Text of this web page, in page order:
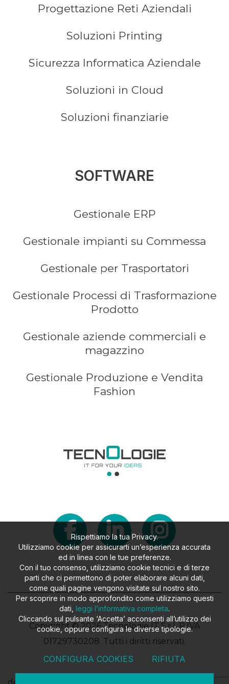
Progettazione Reti Aziendali
Soluzioni Printing
Sicurezza Informatica Aziendale
Soluzioni in Cloud
Soluzioni finanziarie
SOFTWARE
Gestionale ERP
Gestionale impianti su Commessa
Gestionale per Trasportatori
Gestionale Processi di Trasformazione
Prodotto
Gestionale aziende commerciali e
magazzino
Gestionale Produzione e Vendita
Fashion
Copyright © 2026 Tecnologie IT S.r.l. P.IVA
01729730208. Tutti i diritti riservati.
design
Rispettiamo la tua Privacy.
Utilizziamo cookie per assicurarti un’esperienza accurata
ed in linea con le tue preferenze.
Con il tuo consenso, utilizziamo cookie tecnici e di terze
parti che ci permettono di poter elaborare alcuni dati,
come quali pagine vengono visitate sul nostro sito.
Per scoprire in modo approfondito come utilizziamo questi
dati, leggi l’informativa completa.
Cliccando sul pulsante ‘Accetta’ acconsenti all’utilizzo dei
cookie, oppure configura le diverse tipologie.
CONFIGURA COOKIES RIFIUTA